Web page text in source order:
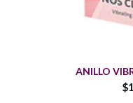
ANILLO